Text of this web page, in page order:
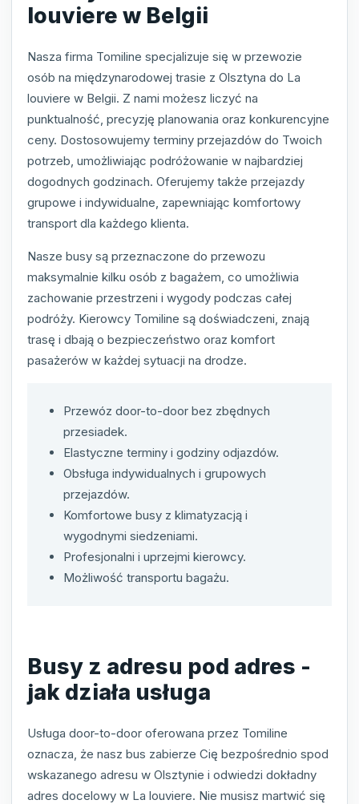
louviere w Belgii
Nasza firma Tomiline specjalizuje się w przewozie
osób na międzynarodowej trasie z Olsztyna do La
louviere w Belgii. Z nami możesz liczyć na
punktualność, precyzję planowania oraz konkurencyjne
ceny. Dostosowujemy terminy przejazdów do Twoich
potrzeb, umożliwiając podróżowanie w najbardziej
dogodnych godzinach. Oferujemy także przejazdy
grupowe i indywidualne, zapewniając komfortowy
transport dla każdego klienta.
Nasze busy są przeznaczone do przewozu
maksymalnie kilku osób z bagażem, co umożliwia
zachowanie przestrzeni i wygody podczas całej
podróży. Kierowcy Tomiline są doświadczeni, znają
trasę i dbają o bezpieczeństwo oraz komfort
pasażerów w każdej sytuacji na drodze.
Przewóz door-to-door bez zbędnych
przesiadek.
Elastyczne terminy i godziny odjazdów.
Obsługa indywidualnych i grupowych
przejazdów.
Komfortowe busy z klimatyzacją i
wygodnymi siedzeniami.
Profesjonalni i uprzejmi kierowcy.
Możliwość transportu bagażu.
Busy z adresu pod adres -
jak działa usługa
Usługa door-to-door oferowana przez Tomiline
oznacza, że nasz bus zabierze Cię bezpośrednio spod
wskazanego adresu w Olsztynie i odwiedzi dokładny
adres docelowy w La louviere. Nie musisz martwić się